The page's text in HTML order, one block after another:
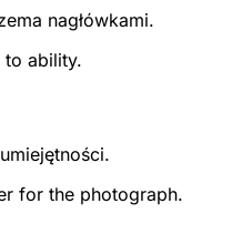
nagłówkami.
to ability.
for the photograph.